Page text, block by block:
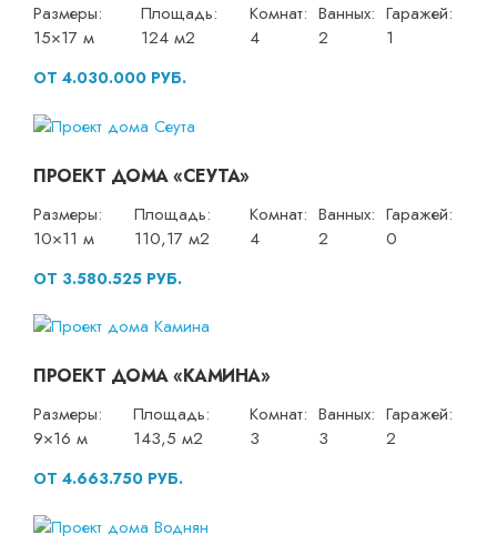
Размеры:
15×17 м
Площадь:
124 м2
Комнат:
4
Ванных:
2
Гаражей:
1
ОТ 4.030.000 РУБ.
ПРОЕКТ ДОМА «СЕУТА»
Размеры:
10×11 м
Площадь:
110,17 м2
Комнат:
4
Ванных:
2
Гаражей:
0
ОТ 3.580.525 РУБ.
ПРОЕКТ ДОМА «КАМИНА»
Размеры:
9×16 м
Площадь:
143,5 м2
Комнат:
3
Ванных:
3
Гаражей:
2
ОТ 4.663.750 РУБ.